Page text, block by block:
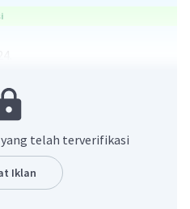
yang telah terverifikasi
Iklan